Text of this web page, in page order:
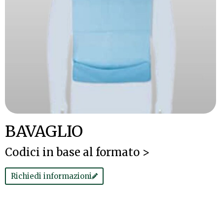
BAVAGLIO
Codici in base al formato >
Richiedi informazioni